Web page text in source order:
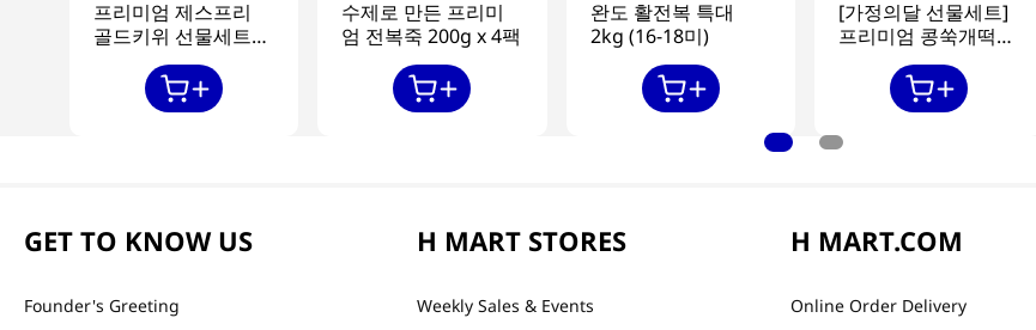
프리미엄 제스프리
골드키위 선물세트
수제로 만든 프리미
엄 전복죽 200g x 4팩
완도 활전복 특대
2kg (16-18미)
[가정의달 선물세트]
프리미엄 콩쑥개떡
840g + 카네이션 2개
GET TO KNOW US
Founder's Greeting
H MART STORES
Weekly Sales & Events
H MART.COM
Online Order Delivery